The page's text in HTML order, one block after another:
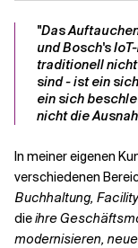
"Das
und Bosch's
traditionell
sind - ist ein
ein sich
nicht die
In meiner eigenen
verschiedenen
Buchhaltung,
dieihre
modernisieren,